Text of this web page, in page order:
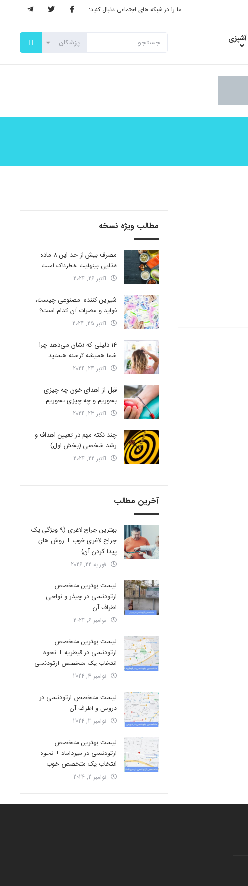
ما را در شبکه های اجتماعی دنبال کنید:
آشپزی
مطالب ویژه نسخه
مصرف بیش از حد این 8 ماده
غذایی بینهایت خطرناک است
اکتبر 26, 2024
شیرین کننده مصنوعی چیست،
فواید و مضرات آن کدام است؟
اکتبر 25, 2024
14 دلیلی که نشان می‌دهد چرا
شما همیشه گرسنه هستید
اکتبر 24, 2024
قبل از اهدای خون چه چیزی
بخوریم و چه چیزی نخوریم
اکتبر 23, 2024
چند نکته مهم در تعیین اهداف و
رشد شخصی (بخش اول)
اکتبر 22, 2024
آخرین مطالب
بهترین جراح لاغری (9 ویژگی یک
جراح لاغری خوب + روش های
پیدا کردن آن)
فوریه 22, 2026
لیست بهترین متخصص
ارتودنسی در چیذر و نواحی
اطراف آن
نوامبر 6, 2024
لیست بهترین متخصص
ارتودنسی در قیطریه + نحوه
انتخاب یک متخصص ارتودنسی
نوامبر 4, 2024
لیست متخصص ارتودنسی در
دروس و اطراف آن
نوامبر 3, 2024
لیست بهترین متخصص
ارتودنسی در میرداماد + نحوه
انتخاب یک متخصص خوب
نوامبر 2, 2024